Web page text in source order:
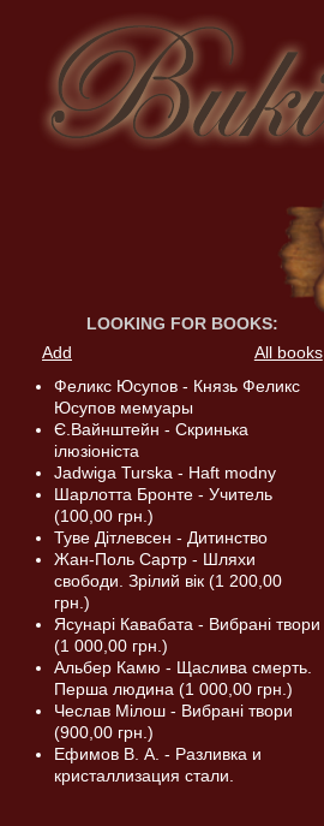
LOOKING FOR BOOKS:
Add
All books
Феликс Юсупов - Князь Феликс
Юсупов мемуары
Є.Вайнштейн - Скринька
ілюзіоніста
Jadwiga Turska - Haft modny
Шарлотта Бронте - Учитель
(100,00 грн.)
Туве Дітлевсен - Дитинство
Жан-Поль Сартр - Шляхи
свободи. Зрілий вік (1 200,00
грн.)
Ясунарі Кавабата - Вибрані твори
(1 000,00 грн.)
Альбер Камю - Щаслива смерть.
Перша людина (1 000,00 грн.)
Чеслав Мілош - Вибрані твори
(900,00 грн.)
Ефимов В. А. - Разливка и
кристаллизация стали.